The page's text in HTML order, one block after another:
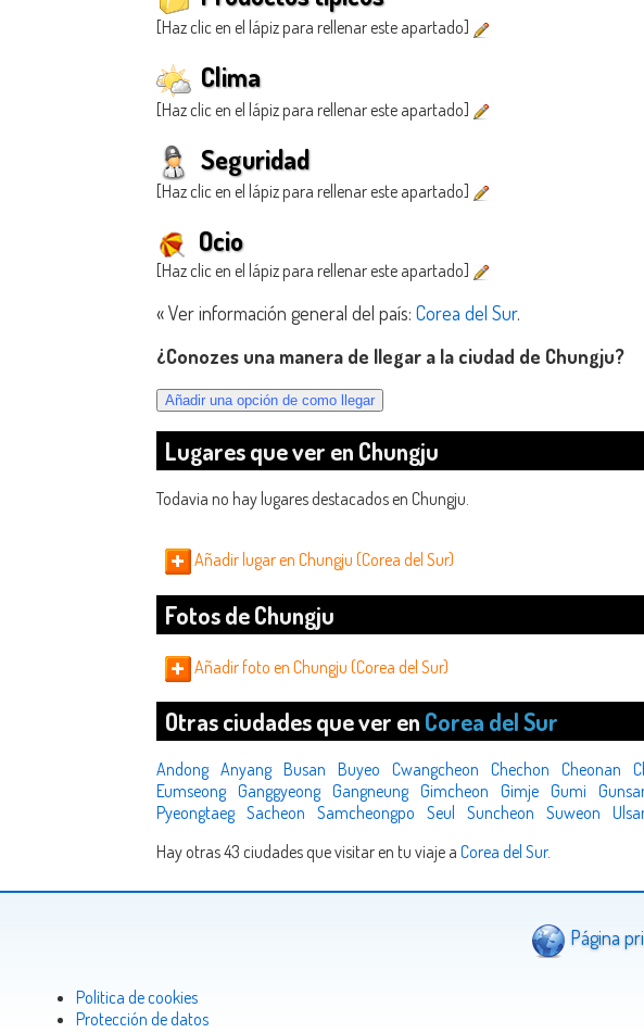
[Haz clic en el lápiz para rellenar este apartado]
Clima
[Haz clic en el lápiz para rellenar este apartado]
Seguridad
[Haz clic en el lápiz para rellenar este apartado]
Ocio
[Haz clic en el lápiz para rellenar este apartado]
« Ver información general del país: Corea del Sur.
¿Conozes una manera de llegar a la ciudad de Chungju?
Lugares que ver en Chungju
Todavia no hay lugares destacados en Chungju.
Añadir lugar en Chungju (Corea del Sur)
Fotos de Chungju
Añadir foto en Chungju (Corea del Sur)
Otras ciudades que ver en Corea del Sur
Andong Anyang Busan Buyeo Cwangcheon Chechon Cheonan
Eumseong Ganggyeong Gangneung Gimcheon Gimje Gumi
Pyeongtaeg Sacheon Samcheongpo Seul Suncheon Suweon
Hay otras 43 ciudades que visitar en tu viaje a Corea del Sur.
Página
Politica de cookies
Protección de datos